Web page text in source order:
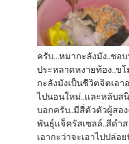
ครับ...หมากะลังมัง..ชอ
ประหลาดหงายท้อง..ข
กะลังมังเป็นชีวิตจิตเอา
ไปนอนใหม่..และหลับส
บอกครับ..มีสี่ตัวตัวผู้สอ
พันธุ์แจ็ครัสเซลล์..สีดำ
เอากะว่าจะเอาไปปล่อ